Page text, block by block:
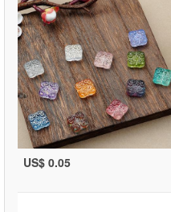
US$ 0.05